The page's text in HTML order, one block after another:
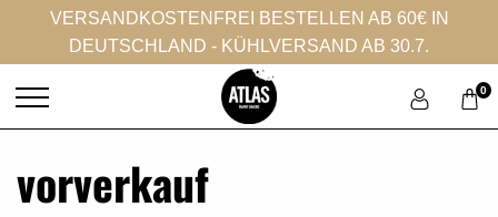
VERSANDKOSTENFREI BESTELLEN AB 60€ IN
DEUTSCHLAND - KÜHLVERSAND AB 30.7.
0
vorverkauf